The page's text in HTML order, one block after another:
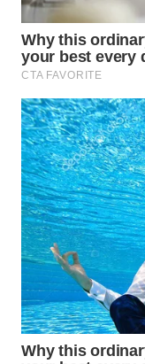
TAPANULI
UTARA
WN
WN
PADANG
LAWAS
WN
SUMEDANG
WN
CIANJUR
WN